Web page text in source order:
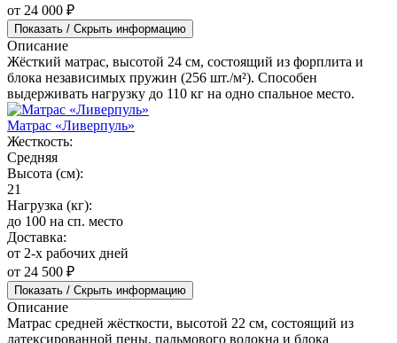
от 24 000 ₽
Показать / Скрыть информацию
Описание
Жёсткий матрас, высотой 24 см, состоящий из форплита и
блока независимых пружин (256 шт./м²). Способен
выдерживать нагрузку до 110 кг на одно спальное место.
Матрас «Ливерпуль»
Жесткость:
Средняя
Высота (см):
21
Нагрузка (кг):
до 100 на сп. место
Доставка:
от 2-х рабочих дней
от 24 500 ₽
Показать / Скрыть информацию
Описание
Матрас средней жёсткости, высотой 22 см, состоящий из
латексированной пены, пальмового волокна и блока